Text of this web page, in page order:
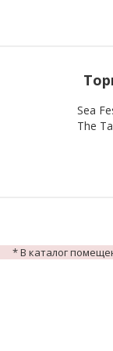
Sea
The
* В каталог